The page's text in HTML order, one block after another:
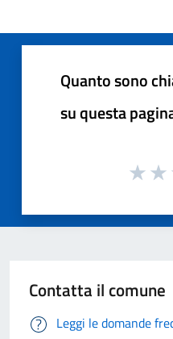
Quanto sono
su questa
Contatta il comune
Leggi le domande